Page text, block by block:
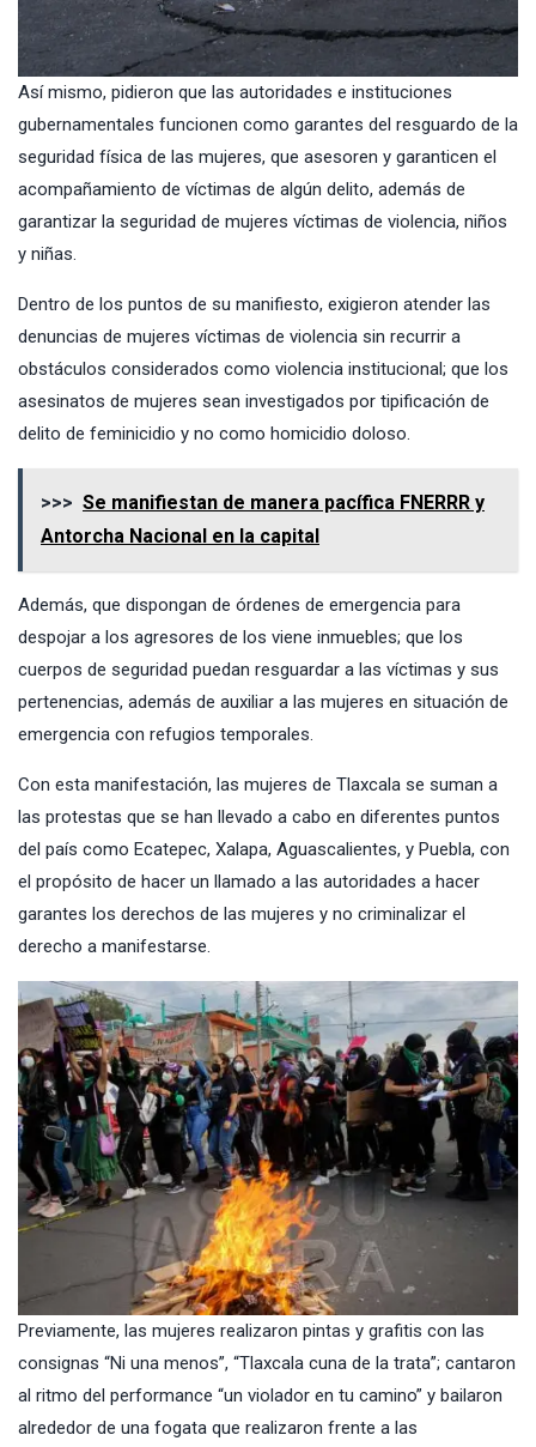
Así mismo, pidieron que las autoridades e instituciones
gubernamentales funcionen como garantes del resguardo de la
seguridad física de las mujeres, que asesoren y garanticen el
acompañamiento de víctimas de algún delito, además de
garantizar la seguridad de mujeres víctimas de violencia, niños
y niñas.
Dentro de los puntos de su manifiesto, exigieron atender las
denuncias de mujeres víctimas de violencia sin recurrir a
obstáculos considerados como violencia institucional; que los
asesinatos de mujeres sean investigados por tipificación de
delito de feminicidio y no como homicidio doloso.
>>> Se manifiestan de manera pacífica FNERRR y
Antorcha Nacional en la capital
Además, que dispongan de órdenes de emergencia para
despojar a los agresores de los viene inmuebles; que los
cuerpos de seguridad puedan resguardar a las víctimas y sus
pertenencias, además de auxiliar a las mujeres en situación de
emergencia con refugios temporales.
Con esta manifestación, las mujeres de Tlaxcala se suman a
las protestas que se han llevado a cabo en diferentes puntos
del país como Ecatepec, Xalapa, Aguascalientes, y Puebla, con
el propósito de hacer un llamado a las autoridades a hacer
garantes los derechos de las mujeres y no criminalizar el
derecho a manifestarse.
Previamente, las mujeres realizaron pintas y grafitis con las
consignas “Ni una menos”, “Tlaxcala cuna de la trata”; cantaron
al ritmo del performance “un violador en tu camino” y bailaron
alrededor de una fogata que realizaron frente a las